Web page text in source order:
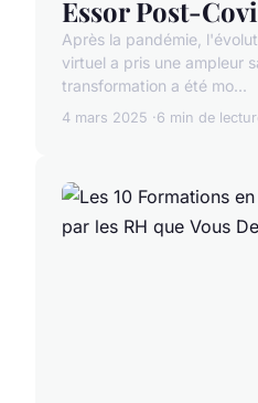
Essor Post-
Après la pandémie,
virtuel a pris une ampleur
transformation a été mo...
4 mars 2025 6 min de